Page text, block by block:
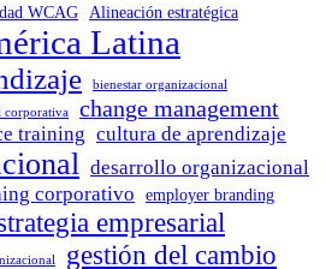
WCAG Alineación estratégica
Latina
bienestar organizacional
corporativa change management
training cultura de aprendizaje
desarrollo organizacional
corporativo
employer branding
empresarial
gestión del cambio